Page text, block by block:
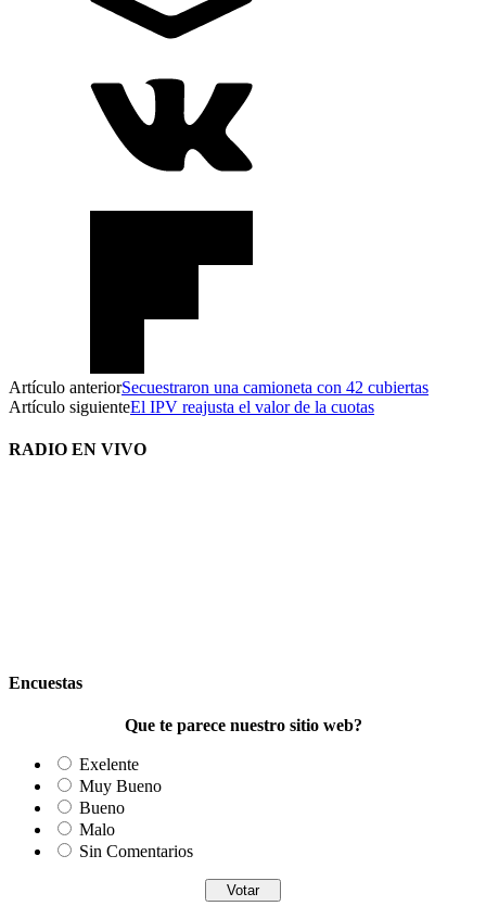
Artículo anteriorSecuestraron una camioneta con 42 cubiertas
Artículo siguienteEl IPV reajusta el valor de la cuotas
RADIO EN VIVO
Encuestas
Que te parece nuestro sitio web?
Exelente
Muy Bueno
Bueno
Malo
Sin Comentarios